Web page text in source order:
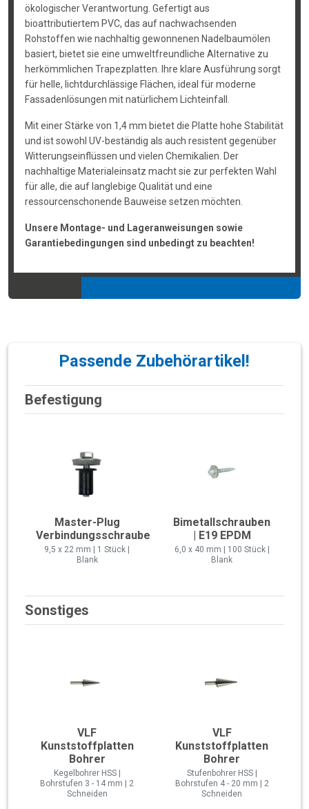
ökologischer Verantwortung. Gefertigt aus
bioattributiertem PVC, das auf nachwachsenden
Rohstoffen wie nachhaltig gewonnenen Nadelbaumölen
basiert, bietet sie eine umweltfreundliche Alternative zu
herkömmlichen Trapezplatten. Ihre klare Ausführung sorgt
für helle, lichtdurchlässige Flächen, ideal für moderne
Fassadenlösungen mit natürlichem Lichteinfall.
Mit einer Stärke von 1,4 mm bietet die Platte hohe Stabilität
und ist sowohl UV-beständig als auch resistent gegenüber
Witterungseinflüssen und vielen Chemikalien. Der
nachhaltige Materialeinsatz macht sie zur perfekten Wahl
für alle, die auf langlebige Qualität und eine
ressourcenschonende Bauweise setzen möchten.
Unsere Montage- und Lageranweisungen sowie
Garantiebedingungen sind unbedingt zu beachten!
Passende Zubehörartikel!
Befestigung
Master-Plug
Verbindungsschraube
9,5 x 22 mm | 1 Stück |
Blank
Bimetallschrauben
| E19 EPDM
6,0 x 40 mm | 100 Stück |
Blank
Sonstiges
VLF
Kunststoffplatten
Bohrer
Kegelbohrer HSS |
Bohrstufen 3 - 14 mm | 2
Schneiden
VLF
Kunststoffplatten
Bohrer
Stufenbohrer HSS |
Bohrstufen 4 - 20 mm | 2
Schneiden